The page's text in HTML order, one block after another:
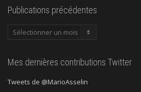
Publications précédentes
Publications
Mes dernières contributions Twitter
Tweets de @MarioAsselin